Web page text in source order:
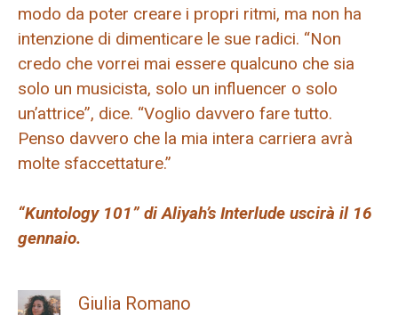
modo da poter creare i propri ritmi, ma non ha
intenzione di dimenticare le sue radici. “Non
credo che vorrei mai essere qualcuno che sia
solo un musicista, solo un influencer o solo
un’attrice”, dice. “Voglio davvero fare tutto.
Penso davvero che la mia intera carriera avrà
molte sfaccettature.”
“Kuntology 101” di Aliyah’s Interlude uscirà il 16
gennaio.
Giulia Romano